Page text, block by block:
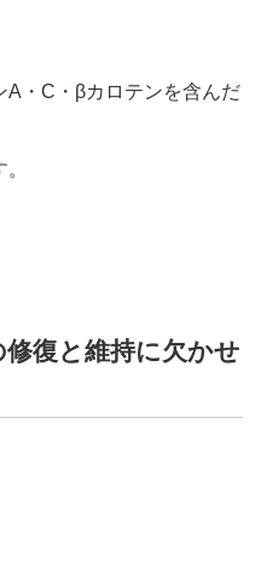
A・C・βカロテンを含んだ
復と維持に欠かせ